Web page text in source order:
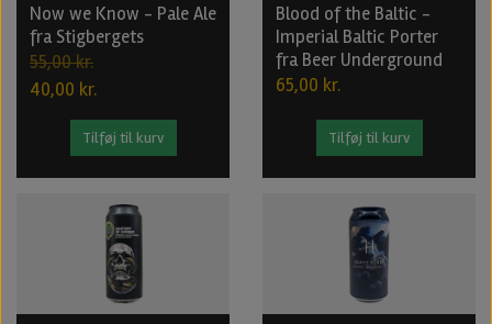
Now we Know - Pale Ale
fra Stigbergets
55,00 kr.
40,00 kr.
Tilføj til kurv
Blood of the Baltic -
Imperial Baltic Porter
fra Beer Underground
65,00 kr.
Tilføj til kurv